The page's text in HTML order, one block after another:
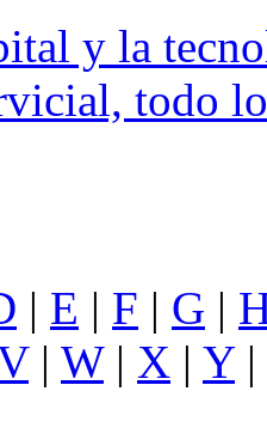
y la
todo
| E | F | G |
| W| X | Y|